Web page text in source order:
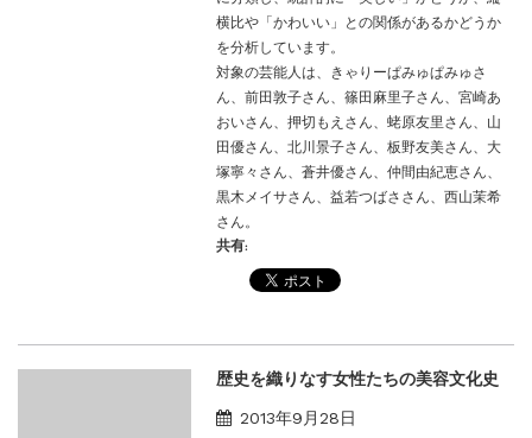
横比や「かわいい」との関係があるかどうか
を分析しています。
対象の芸能人は、きゃりーぱみゅぱみゅさ
ん、前田敦子さん、篠田麻里子さん、宮崎あ
おいさん、押切もえさん、蛯原友里さん、山
田優さん、北川景子さん、板野友美さん、大
塚寧々さん、蒼井優さん、仲間由紀恵さん、
黒木メイサさん、益若つばささん、西山茉希
さん。
共有:
歴史を織りなす女性たちの美容文化史
2013年9月28日